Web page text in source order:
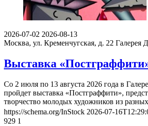
2026-07-02 2026-08-13
Москва, ул. Кременчугская, д. 22 Галерея
Выставка
Со 2 июля по 13 августа 2026 года в
пройдет выставка «Постграффити»,
творчество молодых художников из
https://schema.org/InStock 2026-07-
929 1